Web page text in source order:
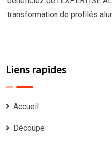
transformation de profilés
Liens rapides
Accueil
Découpe